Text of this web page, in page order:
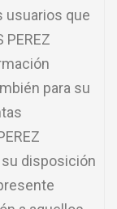
usuarios que
PEREZ
para su
su disposición